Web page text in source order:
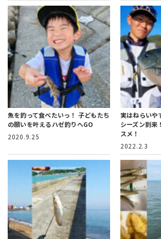
魚を釣って食べたいっ！ 子どもたち
の願いを叶えるハゼ釣りへGO
2020.9.25
実はねらいや
シーズン到来
スメ！
2022.2.3